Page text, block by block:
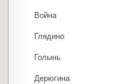
Война
Глядино
Голынь
Дерюгина